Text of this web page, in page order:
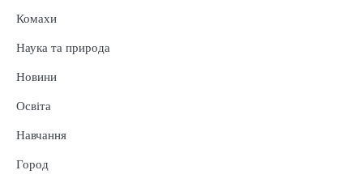
Комахи
Наука та природа
Новини
Освіта
Навчання
Город